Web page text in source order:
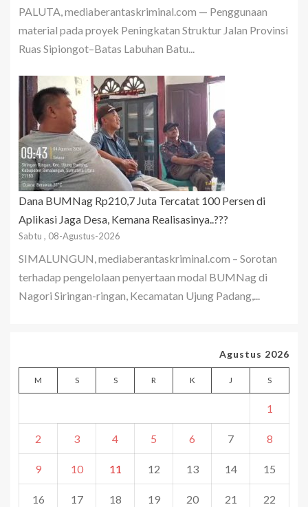
PALUTA, mediaberantaskriminal.com — Penggunaan
material pada proyek Peningkatan Struktur Jalan Provinsi
Ruas Sipiongot–Batas Labuhan Batu...
Dana BUMNag Rp210,7 Juta Tercatat 100 Persen di
Aplikasi Jaga Desa, Kemana Realisasinya..???
Sabtu , 08-Agustus-2026
SIMALUNGUN, mediaberantaskriminal.com – Sorotan
terhadap pengelolaan penyertaan modal BUMNag di
Nagori Siringan-ringan, Kecamatan Ujung Padang,...
Agustus 2026
M S S R K J S
1
2 3 4 5 6 7 8
9 10 11 12 13 14 15
16 17 18 19 20 21 22